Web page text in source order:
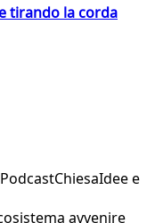
tirando la corda
PodcastChiesaIdee e
avvenire